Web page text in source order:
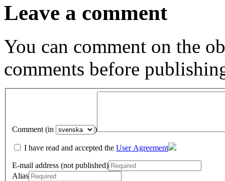
Leave a comment
You can comment on the
comments before
Comment (in )
I have read and accepted the User Agreement
E-mail address (not published)
Alias